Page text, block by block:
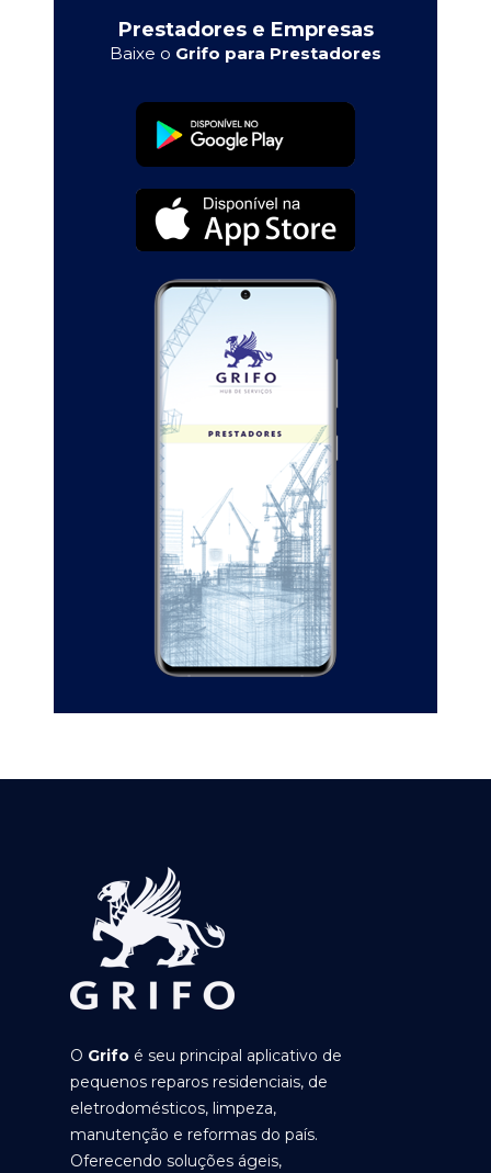
Prestadores e Empresas
Baixe o Grifo para Prestadores
O Grifo é seu principal aplicativo de
pequenos reparos residenciais, de
eletrodomésticos, limpeza,
manutenção e reformas do país.
Oferecendo soluções ágeis,